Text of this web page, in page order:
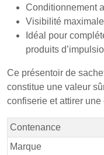
Conditionnement
Visibilité
Idéal pour
produits
Ce présentoir de
constitue une valeur
confiserie et attirer
Contenance
Marque